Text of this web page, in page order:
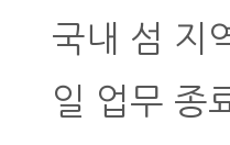
국내 섬 지
일 업무 종